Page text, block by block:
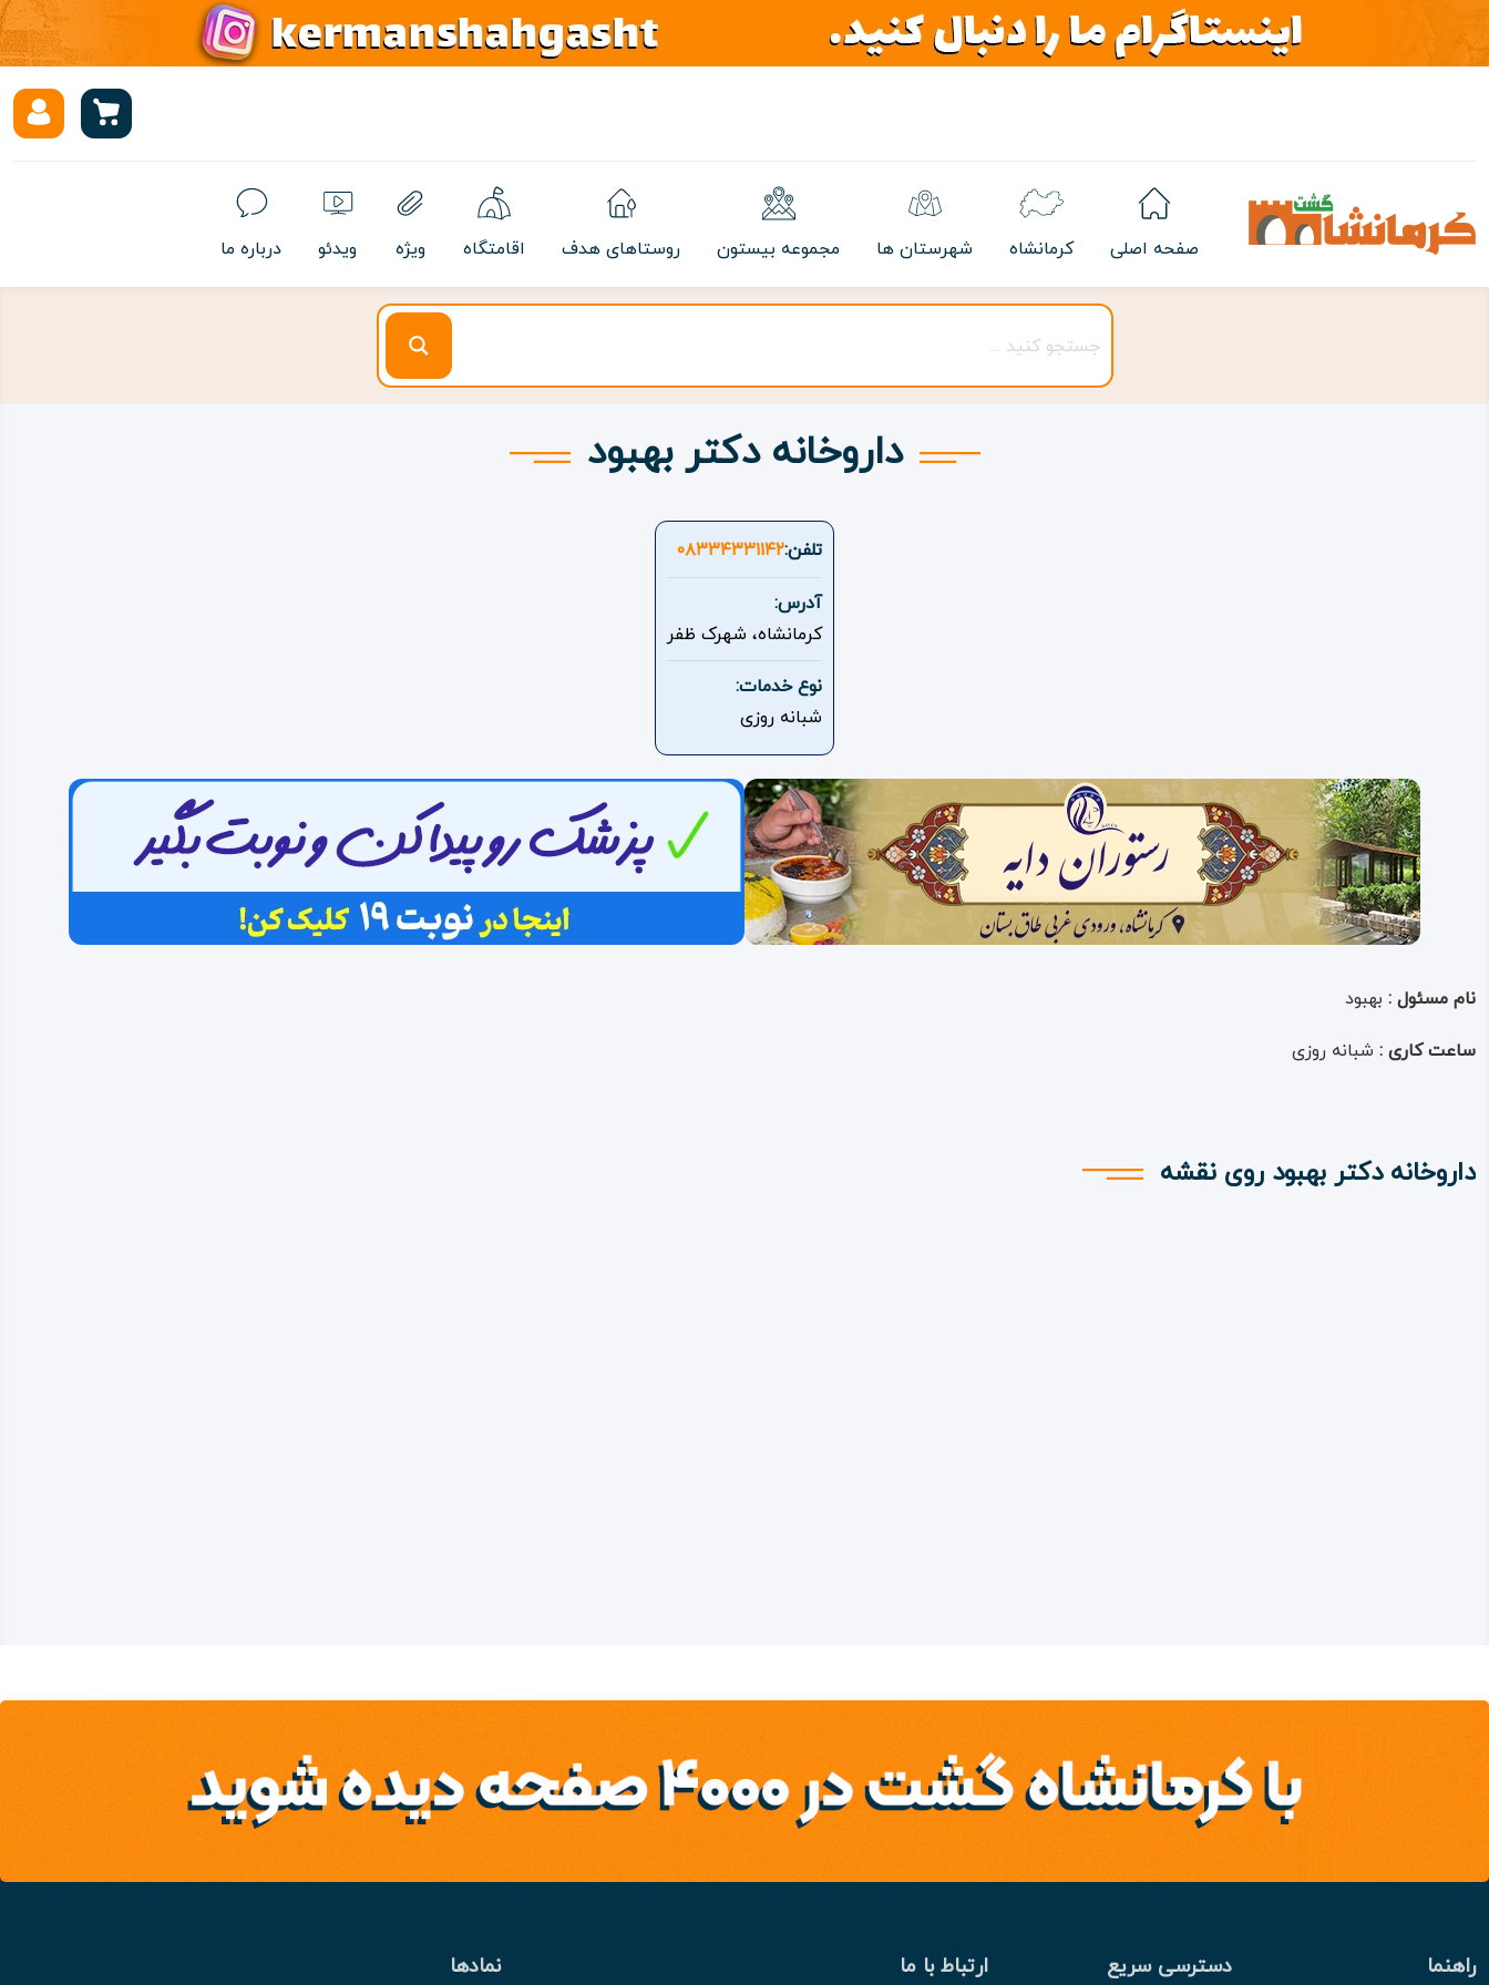
صفحه اصلی کرمانشاه شهرستان ها مجموعه بیستون روستاهای هدف اقامتگاه ویژه ویدئو درباره ما
داروخانه دکتر بهبود
تلفن:۰۸۳۳۴۳۳۱۱۴۲
آدرس:
کرمانشاه، شهرک ظفر
نوع خدمات:
شبانه روزی
نام مسئول : بهبود
ساعت کاری : شبانه روزی
داروخانه دکتر بهبود روی نقشه
راهنما دسترسی سریع ارتباط با ما نمادها